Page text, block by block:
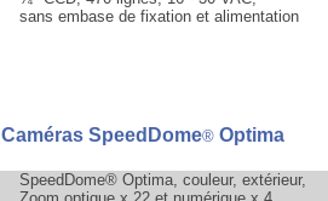
sans embase de fixation et alimentation
Caméras SpeedDome® Optima
SpeedDome® Optima, couleur, extérieur,